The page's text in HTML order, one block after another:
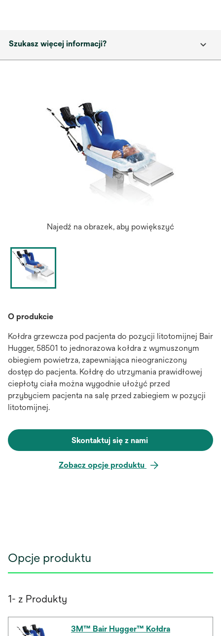
Szukasz więcej informacji?
Najedź na obrazek, aby powiększyć
O produkcie
Kołdra grzewcza pod pacjenta do pozycji litotomijnej Bair
Hugger, 58501 to jednorazowa kołdra z wymuszonym
obiegiem powietrza, zapewniająca nieograniczony
dostęp do pacjenta. Kołdrę do utrzymania prawidłowej
ciepłoty ciała można wygodnie ułożyć przed
przybyciem pacjenta na salę przed zabiegiem w pozycji
litotomijnej.
Skontaktuj się z nami
Zobacz opcje produktu
Opcje produktu
1- z Produkty
3M™ Bair Hugger™ Kołdra